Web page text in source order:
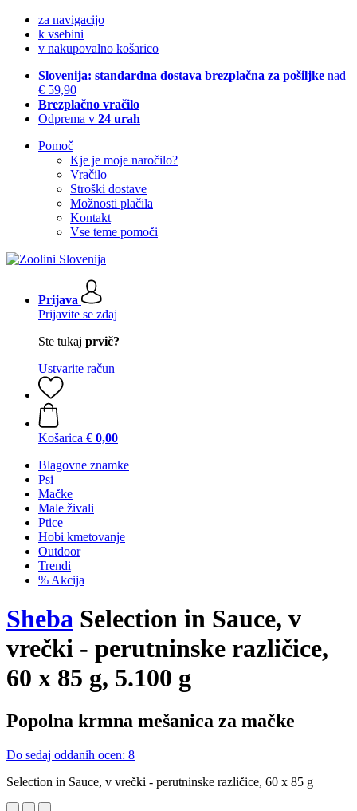
za navigacijo
k vsebini
v nakupovalno košarico
Slovenija: standardna dostava brezplačna za pošiljke nad
€ 59,90
Brezplačno vračilo
Odprema v 24 urah
Pomoč
Kje je moje naročilo?
Vračilo
Stroški dostave
Možnosti plačila
Kontakt
Vse teme pomoči
Prijava
Prijavite se zdaj
Ste tukaj prvič?
Ustvarite račun
Košarica € 0,00
Blagovne znamke
Psi
Mačke
Male živali
Ptice
Hobi kmetovanje
Outdoor
Trendi
% Akcija
Sheba Selection in Sauce, v
vrečki - perutninske različice,
60 x 85 g, 5.100 g
Popolna krmna mešanica za mačke
Do sedaj oddanih ocen: 8
Selection in Sauce, v vrečki - perutninske različice, 60 x 85 g